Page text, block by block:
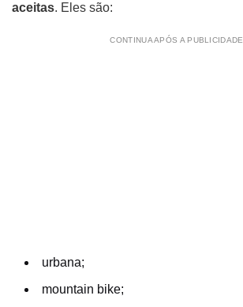
aceitas. Eles são:
CONTINUA APÓS A PUBLICIDADE
urbana;
mountain bike;